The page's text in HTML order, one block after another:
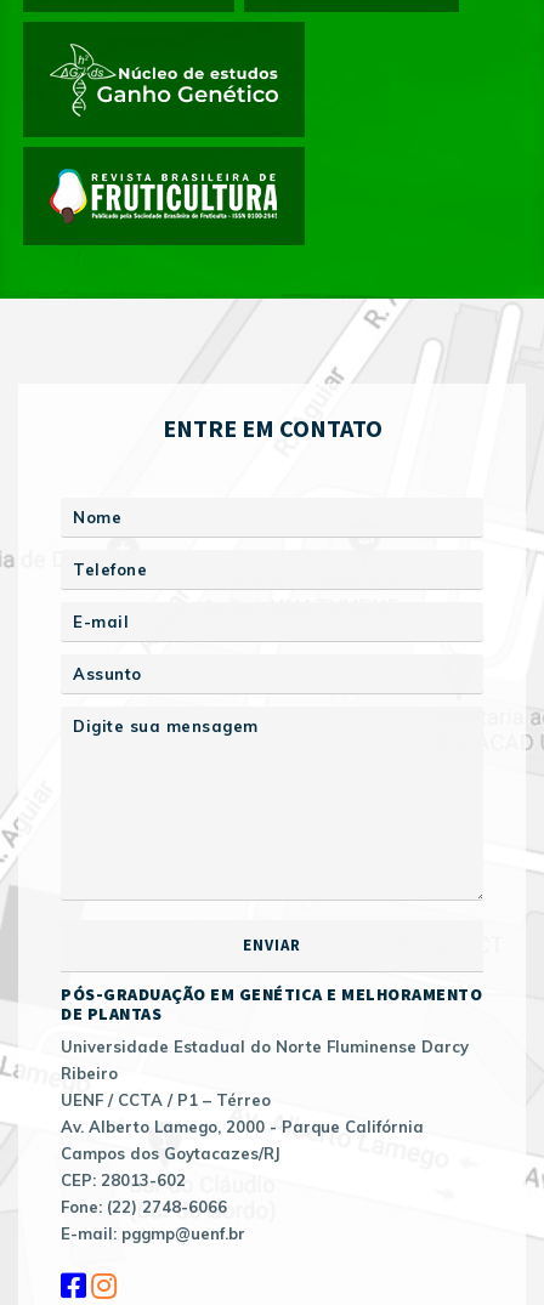
ENTRE EM CONTATO
PÓS-GRADUAÇÃO EM GENÉTICA E MELHORAMENTO
DE PLANTAS
Universidade Estadual do Norte Fluminense Darcy
Ribeiro
UENF / CCTA / P1 – Térreo
Av. Alberto Lamego, 2000 - Parque Califórnia
Campos dos Goytacazes/RJ
CEP: 28013-602
Fone: (22) 2748-6066
E-mail: pggmp@uenf.br